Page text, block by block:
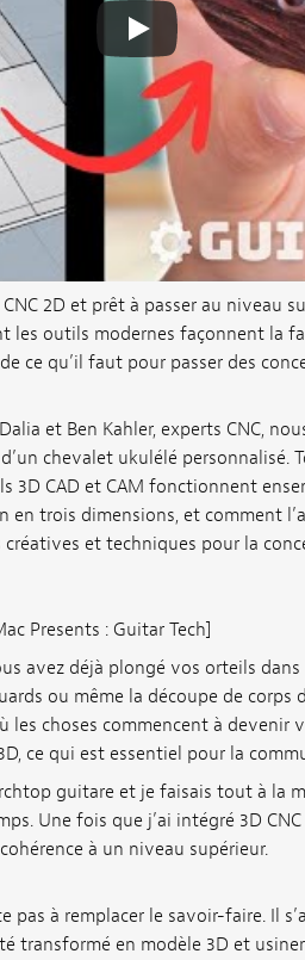
2D et prêt à passer au niveau
les outils modernes façonnent la
ce qu’il faut pour passer des
et Ben Kahler, experts CNC,
chevalet ukulélé personnalisé.
3D CAD et CAM fonctionnent
trois dimensions, et comment
et techniques pour la
Presents : Guitar Tech]
avez déjà plongé vos orteils dans
ou même la découpe de corps
les choses commencent à devenir
ce qui est essentiel pour la
guitare et je faisais tout à la
Une fois que j’ai intégré 3D
à un niveau supérieur.
pas à remplacer le savoir-faire. Il
transformé en modèle 3D et